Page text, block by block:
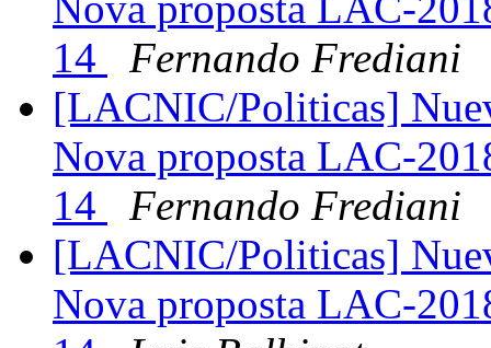
14
Fernando Frediani
[LACNIC/Politicas]
Nova proposta LAC-
14
Fernando Frediani
[LACNIC/Politicas]
Nova proposta LAC-